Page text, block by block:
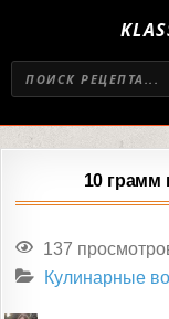
10 грамм
137
Кулинарные